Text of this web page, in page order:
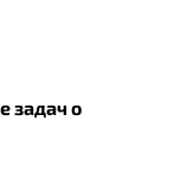
задач о